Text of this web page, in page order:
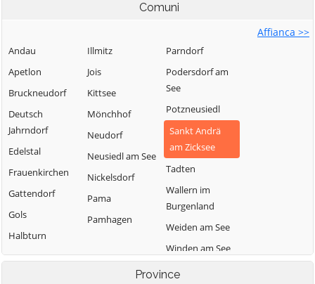
Comuni
Affianca >>
Andau
Apetlon
Bruckneudorf
Deutsch
Jahrndorf
Edelstal
Frauenkirchen
Gattendorf
Gols
Halbturn
Illmitz
Jois
Kittsee
Mönchhof
Neudorf
Neusiedl am See
Nickelsdorf
Pama
Pamhagen
Parndorf
Podersdorf am
See
Potzneusiedl
Sankt Andrä
am Zicksee
Tadten
Wallern im
Burgenland
Weiden am See
Winden am See
Zurndorf
Province